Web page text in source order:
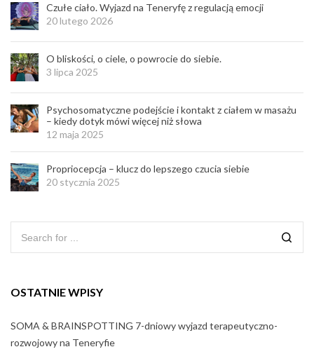
Czułe ciało. Wyjazd na Teneryfę z regulacją emocji
20 lutego 2026
O bliskości, o ciele, o powrocie do siebie.
3 lipca 2025
Psychosomatyczne podejście i kontakt z ciałem w masażu
– kiedy dotyk mówi więcej niż słowa
12 maja 2025
Propriocepcja – klucz do lepszego czucia siebie
20 stycznia 2025
OSTATNIE WPISY
SOMA & BRAINSPOTTING 7-dniowy wyjazd terapeutyczno-
rozwojowy na Teneryfie